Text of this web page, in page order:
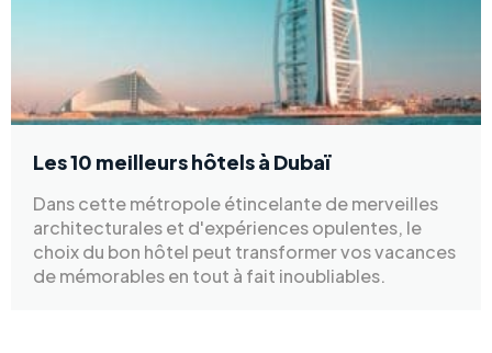
Les 10 meilleurs hôtels à Dubaï
Dans cette métropole étincelante de merveilles
architecturales et d'expériences opulentes, le
choix du bon hôtel peut transformer vos vacances
de mémorables en tout à fait inoubliables.